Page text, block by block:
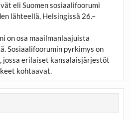
eli Suomen sosiaalifoorumi
lähteellä, Helsingissä 26.–
on osa maailmanlaajuista
Sosiaalifoorumin pyrkimys on
jossa erilaiset kansalaisjärjestöt
kohtaavat.